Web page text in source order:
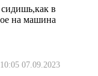
в
на машина
10:05 07.09.2023